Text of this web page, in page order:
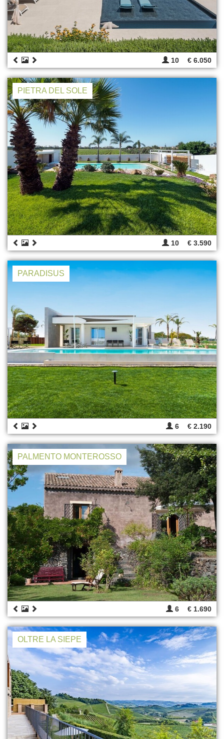
10 € 6.050
PIETRA DEL SOLE
10 € 3.590
PARADISUS
6 € 2.190
PALMENTO MONTEROSSO
6 € 1.690
OLTRE LA SIEPE